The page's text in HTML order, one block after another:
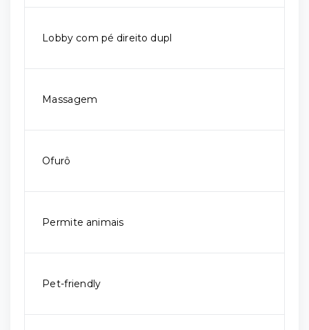
Lobby com pé direito dupl
Massagem
Ofurô
Permite animais
Pet-friendly